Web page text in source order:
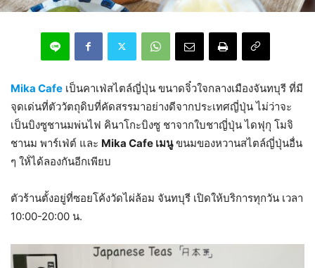
Mika Cafe เป็นคาเฟ่สไตล์ญี่ปุ่น ขนาดจิ๋วใจกลางเมืองจันทบุรี ที่มี
จุดเด่นที่ตัววัตถุดิบที่คัดสรรมาอย่างดีจากประเทศญี่ปุ่น ไม่ว่าจะ
เป็นบิงซูชานมพ่นไฟ คินาโกะบิงซู ชาจากใบชาญี่ปุ่น ไดฟุกุ โมจิ
ชานม พาร์เฟ่ต์ และ Mika Cafe เมนูขนมของหวานสไตล์ญี่ปุ่นอื่น
ๆ ให้่ได้ลองกันอีกเพียบ
ตัวร้านตั้งอยู่ที่ซอยโค้งวัดไผ่ล้อม จันทบุรี เปิดให้บริการทุกวัน เวลา
10:00-20:00 น.